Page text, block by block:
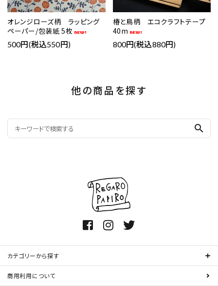
オレンジローズ柄 ラッピング
ペーパー/包装紙 5枚
500円(税込550円)
椿と鳥柄 エコクラフトテープ
40m
800円(税込880円)
他の商品を探す
search
カテゴリーから探す
商用利用について